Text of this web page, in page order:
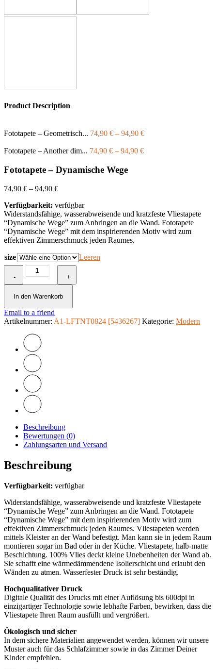
Product Description
Fototapete – Geometrisch... 74,90 € – 94,90 €
Fototapete – Another dim... 74,90 € – 94,90 €
Fototapete – Dynamische Wege
74,90 € – 94,90 €
Verfügbarkeit: verfügbar
Widerstandsfähige, wasserabweisende und kratzfeste Vliestapete
“Dynamische Wege” zum Anbringen an die Wand. Fototapete
“Dynamische Wege” mit dem inspirierenden Motiv wird zum
effektiven Zimmerschmuck jeden Raumes.
size Leeren
-
Fototapete
-
Dynamische
Wege
+
In den Warenkorb
Email to a friend
Artikelnummer: A1-LFTNT0824 [5436267] Kategorie: Modern
Beschreibung
Bewertungen (0)
Zahlungsarten und Versand
Beschreibung
Verfügbarkeit: verfügbar
Widerstandsfähige, wasserabweisende und kratzfeste Vliestapete
“Dynamische Wege” zum Anbringen an die Wand. Fototapete
“Dynamische Wege” mit dem inspirierenden Motiv wird zum
effektiven Zimmerschmuck jeden Raumes. Vliestapeten werden
mittels Kleister an der Wand befestigt. Man kann sie in jedem Raum
montieren sogar im Bad oder in der Küche. Vliestapete, halb-matte
Beschichtung. 100% Vlies deckt kleine Unebenheiten der Wand ab.
Sie schafft eine wärmedämmendene Isolierschicht und erlaubt den
Wänden zu atmen. Wasserfester Druck ist sehr beständig.
Hochqualitativer Druck
Digitale Qualität des Drucks mit einer Auflösung bis 600dpi in
einzigartiger Technologie sowie lebhafte Farben, bewirken, dass die
Vliestapete Ihren Raum ausfüllt und vergrößert.
Ökologisch und sicher
In dem sichere Materialien angewendet werden, können wir unsere
Muster auch für das Schlafzimmer sowie in das Zimmer Deiner
Kinder empfehlen.